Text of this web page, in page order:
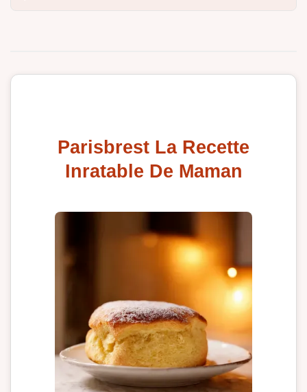
Parisbrest La Recette
Inratable De Maman